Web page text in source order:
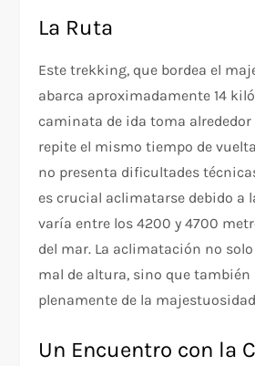
La Ruta
Este trekking, que bordea el
abarca aproximadamente 14
caminata de ida toma alrededor
repite el mismo tiempo de
no presenta dificultades
es crucial aclimatarse debido a
varía entre los 4200 y 4700
del mar. La aclimatación no
mal de altura, sino que
plenamente de la
Un Encuentro con la